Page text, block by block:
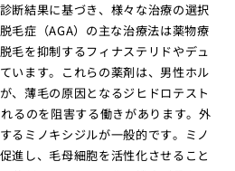
断結果に基づき、様々な治療の選択
毛症（AGA）の主な治療法は薬物療
毛を抑制するフィナステリドやデュ
います。これらの薬剤は、男性ホル
、薄毛の原因となるジヒドロテスト
るのを阻害する働きがあります。外
るミノキシジルが一般的です。ミノ
進し、毛母細胞を活性化させること